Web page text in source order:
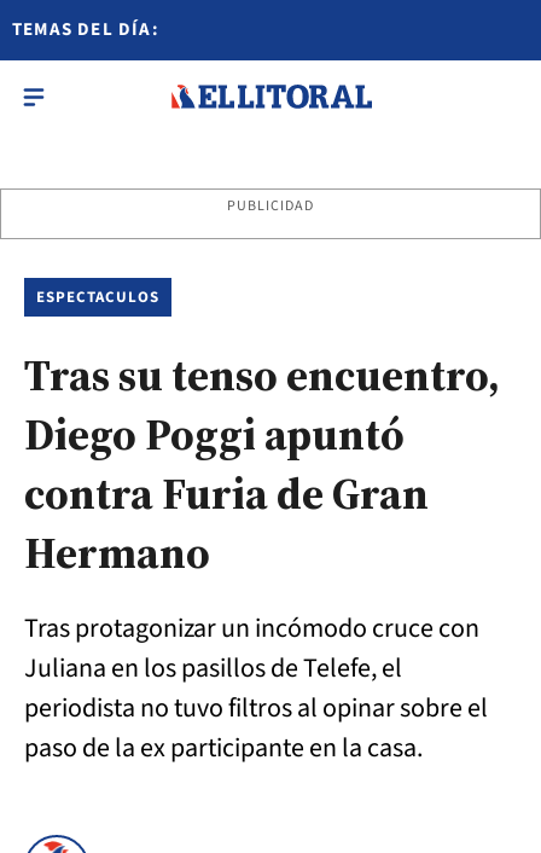
TEMAS DEL DÍA:
PUBLICIDAD
ESPECTACULOS
Tras su tenso encuentro,
Diego Poggi apuntó
contra Furia de Gran
Hermano
Tras protagonizar un incómodo cruce con
Juliana en los pasillos de Telefe, el
periodista no tuvo filtros al opinar sobre el
paso de la ex participante en la casa.